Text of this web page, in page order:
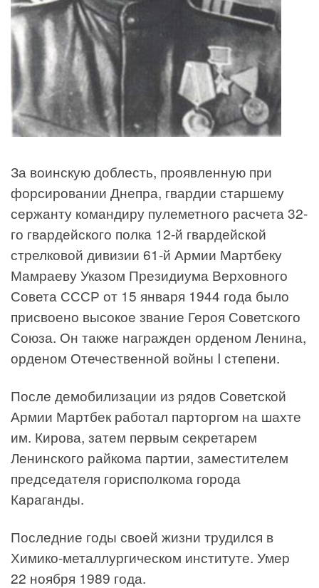
За воинскую доблесть, проявленную при
форсировании Днепра, гвардии старшему
сержанту командиру пулеметного расчета 32-
го гвардейского полка 12-й гвардейской
стрелковой дивизии 61-й Армии Мартбеку
Мамраеву Указом Президиума Верховного
Совета СССР от 15 января 1944 года было
присвоено высокое звание Героя Советского
Союза. Он также награжден орденом Ленина,
орденом Отечественной войны I степени.
После демобилизации из рядов Советской
Армии Мартбек работал парторгом на шахте
им. Кирова, затем первым секретарем
Ленинского райкома партии, заместителем
председателя горисполкома города
Караганды.
Последние годы своей жизни трудился в
Химико-металлургическом институте. Умер
22 ноября 1989 года.